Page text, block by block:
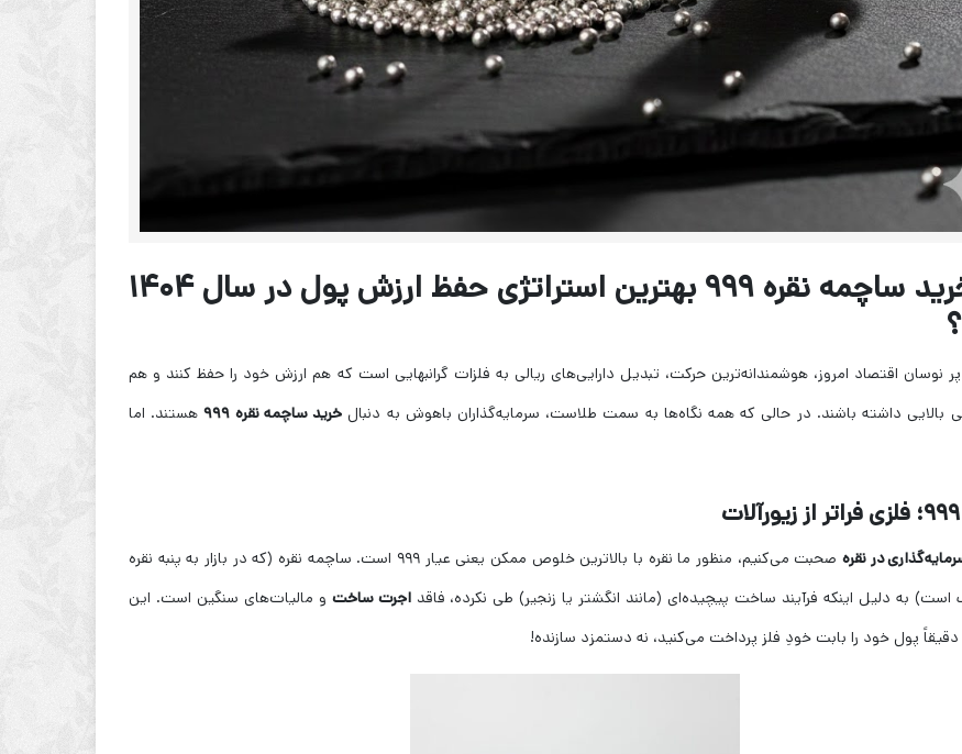
چرا خرید ساچمه نقره ۹۹۹ بهترین استراتژی حفظ ارزش پول در سال ۱۴۰۴
نوسان اقتصاد امروز، هوشمندانه‌ترین حرکت، تبدیل دارایی‌های ریالی به فلزات گرانبهایی است که هم ارزش خود را حفظ کنند و هم
بالایی داشته باشند. در حالی که همه نگاه‌ها به سمت طلاست، سرمایه‌گذاران باهوش به دنبال خرید ساچمه نقره ۹۹۹
هستند. اما
در نقره
صحبت می‌کنیم، منظور ما نقره با بالاترین خلوص ممکن یعنی عیار ۹۹۹ است. ساچمه نقره (که در بازار به پنبه نقره
است) به دلیل اینکه فرآیند ساخت پیچیده‌ای (مانند انگشتر یا زنجیر) طی نکرده، فاقداجرت ساخت و مالیات‌های سنگین است. این
پول خود را بابت خودِ فلز پرداخت می‌کنید، نه دستمزد سازنده!